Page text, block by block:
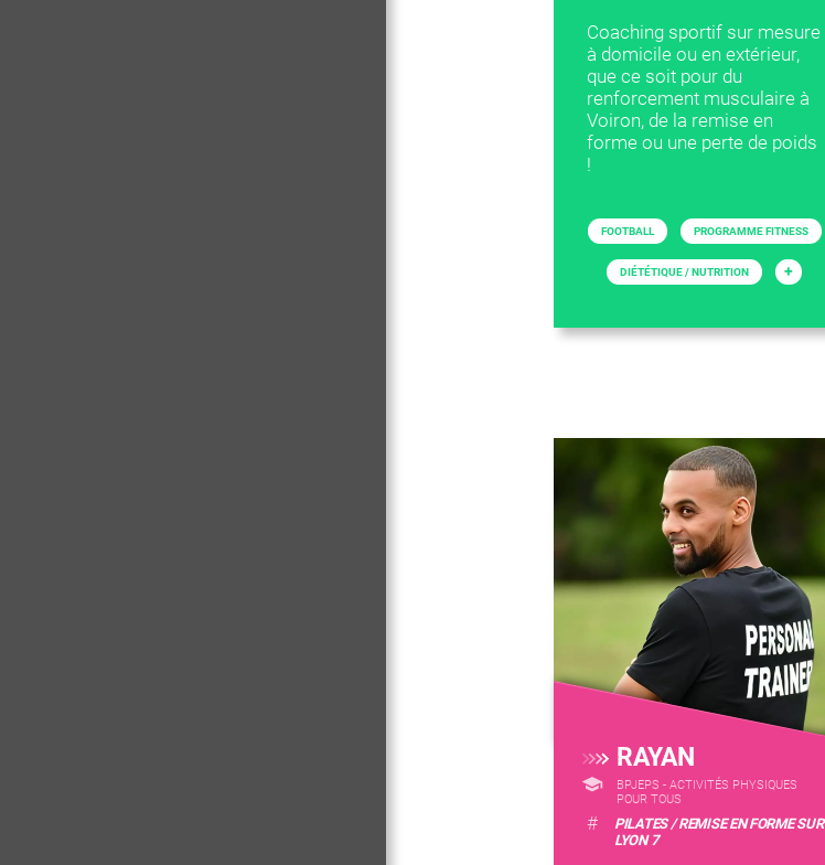
Coaching sportif sur mesure
à domicile ou en extérieur,
que ce soit pour du
renforcement musculaire à
Voiron, de la remise en
forme ou une perte de poids
!
FOOTBALL PROGRAMME FITNESS
DIÉTÉTIQUE / NUTRITION +
RAYAN
BPJEPS - ACTIVITÉS PHYSIQUES
POUR TOUS
#
PILATES / REMISE EN FORME SUR
LYON 7